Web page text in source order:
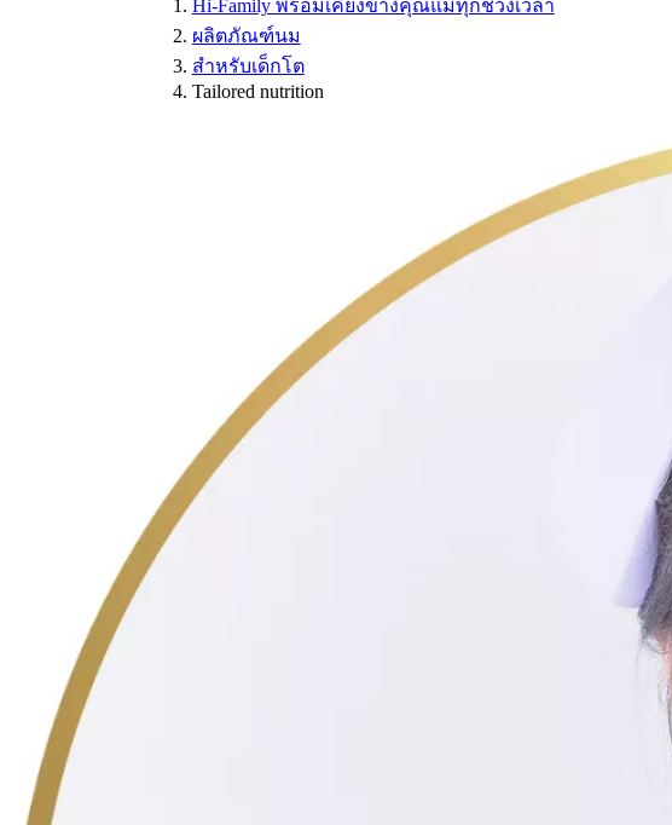
Hi-Family พร้อมเคียงข้างคุณแม่ทุกช่วงเวลา
ผลิตภัณฑ์นม
สำหรับเด็กโต
Tailored nutrition